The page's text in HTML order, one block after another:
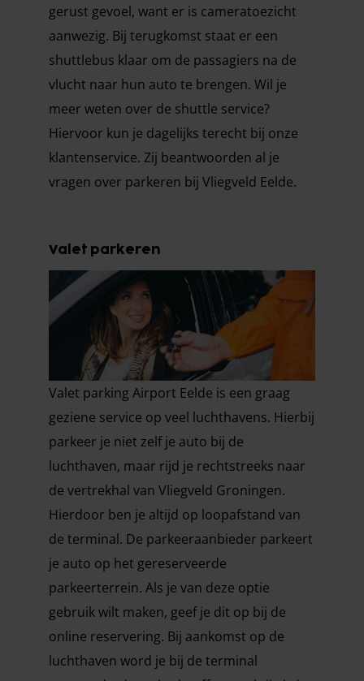
gerust gevoel, want er is cameratoezicht
aanwezig. Bij terugkomst staat er een
shuttlebus klaar om de passagiers na de
vlucht naar hun auto te brengen. Wil je
meer weten over de shuttle service?
Hiervoor kun je dagelijks terecht bij onze
klantenservice. Zij beantwoorden al je
vragen over parkeren bij Vliegveld Eelde.
Valet parkeren
Valet parking Airport Eelde is een graag
geziene service op veel luchthavens. Hierbij
parkeer je niet zelf je auto bij de
luchthaven, maar rijd je rechtstreeks naar
de vertrekhal van Vliegveld Groningen.
Hierdoor ben je altijd op loopafstand van
de terminal. De parkeeraanbieder parkeert
je auto op het gereserveerde
parkeerterrein. Als je van deze optie
gebruik wilt maken, geef je dit op bij de
online reservering. Bij aankomst op de
luchthaven word je bij de terminal